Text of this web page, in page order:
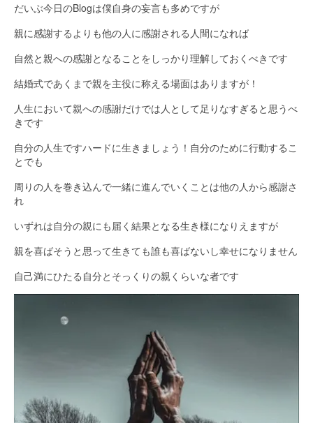
だいぶ今日のBlogは僕自身の妄言も多めですが
親に感謝するよりも他の人に感謝される人間になれば
自然と親への感謝となることをしっかり理解しておくべきです
結婚式であくまで親を主役に称える場面はありますが！
人生において親への感謝だけでは人として足りなすぎると思うべ
きです
自分の人生ですハードに生きましょう！自分のために行動するこ
とでも
周りの人を巻き込んで一緒に進んでいくことは他の人から感謝さ
れ
いずれは自分の親にも届く結果となる生き様になりえますが
親を喜ばそうと思って生きても誰も喜ばないし幸せになりません
自己満にひたる自分とそっくりの親くらいな者です